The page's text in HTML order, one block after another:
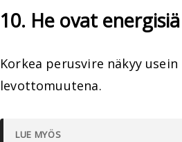
10. He ovat energisiä
Korkea perusvire näkyy
levottomuutena.
LUE MYÖS